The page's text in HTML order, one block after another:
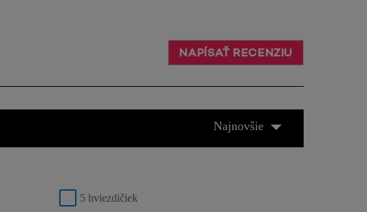
NAPÍSAŤ RECENZIU
Najnovšie
5 hviezdičiek